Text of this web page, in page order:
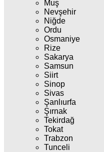
Muş
Nevşehir
Niğde
Ordu
Osmaniye
Rize
Sakarya
Samsun
Siirt
Sinop
Sivas
Şanlıurfa
Şırnak
Tekirdağ
Tokat
Trabzon
Tunceli